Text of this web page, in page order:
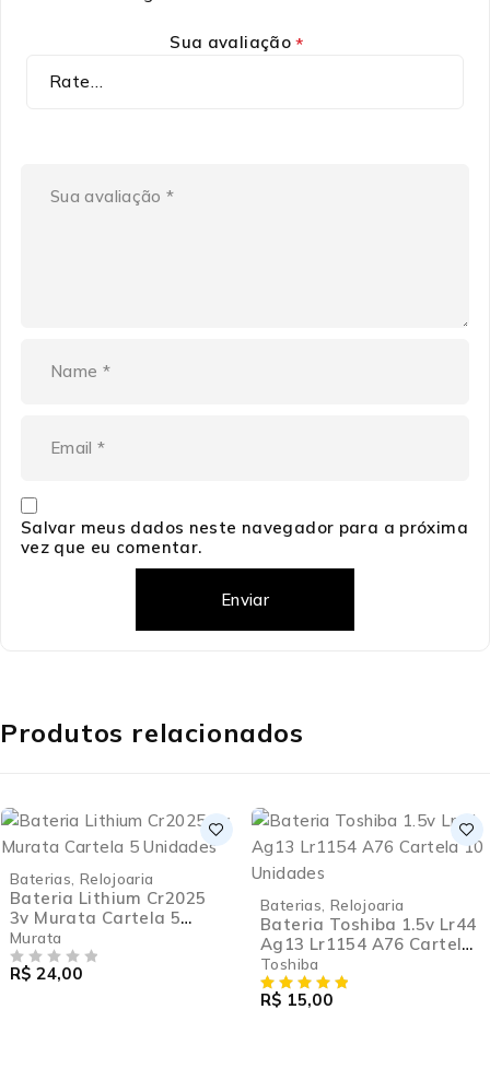
Sua avaliação*
Salvar meus dados neste navegador para a próxima
vez que eu comentar.
Produtos relacionados
Baterias Relojoaria
Bateria Lithium Cr2025
3v Murata Cartela 5
Unidades
Murata
R$ 24,00
Baterias Relojoaria
Bateria Toshiba 1.5v Lr44
Ag13 Lr1154 A76 Cartela
10 Unidades
Toshiba
R$ 15,00